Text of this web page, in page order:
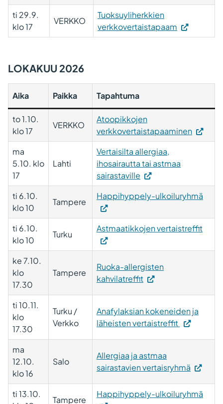
ti 29.9.
klo 17
VERKKO
Tuoksuyliherkkien
verkkovertaistapaam
LOKAKUU 2026
Aika Paikka Tapahtuma
to 1.10.
klo 17
VERKKO
Atoopikkojen
verkkovertaistapaaminen
ma
5.10. klo
17
Lahti
Vertaisilta allergiaa,
ihosairautta tai astmaa
sairastaville
ti 6.10.
klo 10
Tampere
Happihyppely-ulkoiluryhmä
ti 6.10.
klo 10
Turku
Astmaatikkojen vertaistreffit
ke 7.10.
klo
17.30
Tampere
Ruoka-allergisten
kahvilatreffit(Vieraile
Linkki
avautuu
uuteen
ti 10.11.
klo
17.30
Turku /
Verkko
Anafylaksian kokeneiden ja
läheisten vertaistreffit
ma
12.10.
klo 16
Salo
Allergiaa ja astmaa
sairastavien vertaisryhmä
ti 13.10.
Tampere
Happihyppely-ulkoiluryhmä